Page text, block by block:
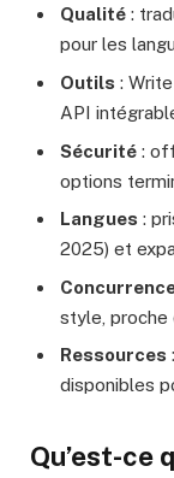
Qualité :
pour les
Outils :
API
Sécurité :
options
Langues :
2025) et
style, proche
Ressources
disponibles
Qu’est-ce